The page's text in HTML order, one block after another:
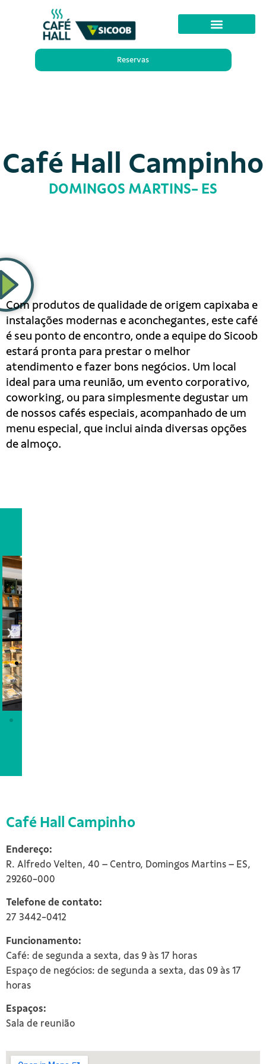
Reservas
Café Hall Campinho
DOMINGOS MARTINS- ES
Com produtos de qualidade de origem capixaba e
instalações modernas e aconchegantes, este café
é seu ponto de encontro, onde a equipe do Sicoob
estará pronta para prestar o melhor
atendimento e fazer bons negócios. Um local
ideal para uma reunião, um evento corporativo,
coworking, ou para simplesmente degustar um
de nossos cafés especiais, acompanhado de um
menu especial, que inclui ainda diversas opções
de almoço.
Café Hall Campinho
Endereço:
R. Alfredo Velten, 40 – Centro, Domingos Martins – ES,
29260-000
Telefone de contato:
27 3442-0412
Funcionamento:
Café: de segunda a sexta, das 9 às 17 horas
Espaço de negócios: de segunda a sexta, das 09 às 17
horas
Espaços:
Sala de reunião